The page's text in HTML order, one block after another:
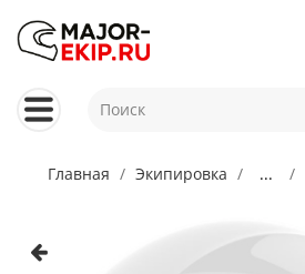
Главная Экипировка ...